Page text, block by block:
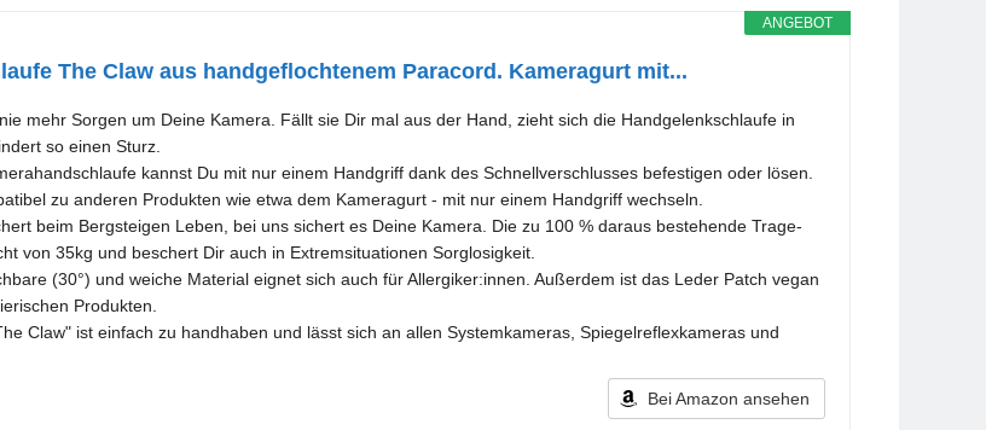
ANGEBOT
The Claw aus handgeflochtenem Paracord. Kameragurt mit...
mehr Sorgen um Deine Kamera. Fällt sie Dir mal aus der Hand, zieht sich die Handgelenkschlaufe in
so einen Sturz.
kannst Du mit nur einem Handgriff dank des Schnellverschlusses befestigen oder lösen.
zu anderen Produkten wie etwa dem Kameragurt - mit nur einem Handgriff wechseln.
beim Bergsteigen Leben, bei uns sichert es Deine Kamera. Die zu 100 % daraus bestehende Trage-
von 35kg und beschert Dir auch in Extremsituationen Sorglosigkeit.
(30°) und weiche Material eignet sich auch für Allergiker:innen. Außerdem ist das Leder Patch vegan
Produkten.
Claw" ist einfach zu handhaben und lässt sich an allen Systemkameras, Spiegelreflexkameras und
Bei Amazon ansehen